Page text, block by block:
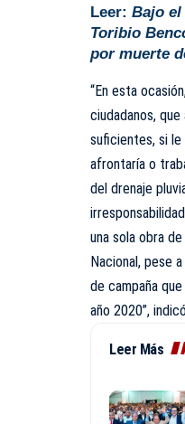
Leer: Bajo
Toribio
por muerte
“En esta
ciudadanos,
suficientes, si le
afrontaría o
del drenaje
una sola obra
Nacional, pese
de campaña
año 2020”,
Leer Más